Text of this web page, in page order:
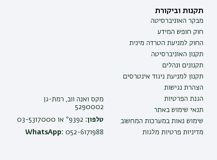
תקנות וביקורת
מבקר האוניברסיטה
חוק חופש המידע
החוק למניעת הטרדה מינית
תקנון האוניברסיטה
תקנונים ונהלים
תקנון למניעת ניגוד אינטרסים
הצהרת נגישות
הגנת הפרטיות
תנאי שימוש באתר
שימוש נאות במערכות המחשוב
מדיניות פרטיות מלגות
מקס ואנה ווב, רמת-גן
5290002
טלפון:
WhatsApp: 052-6171988